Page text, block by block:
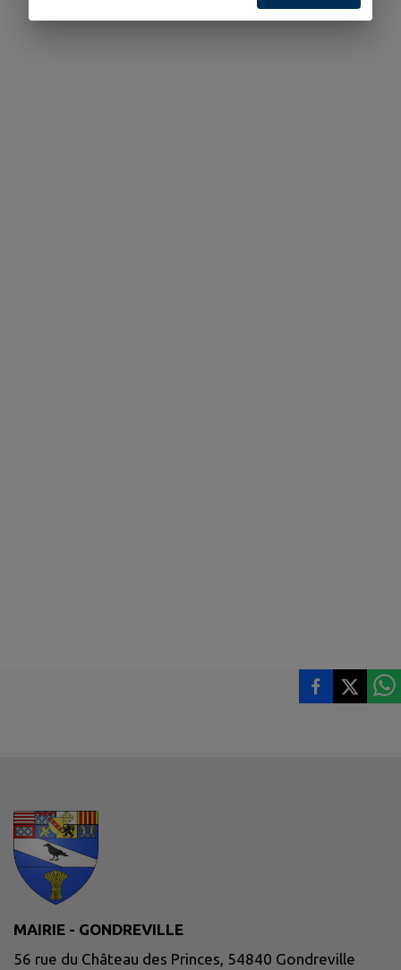
MAIRIE - GONDREVILLE
56 rue du Château des Princes, 54840 Gondreville